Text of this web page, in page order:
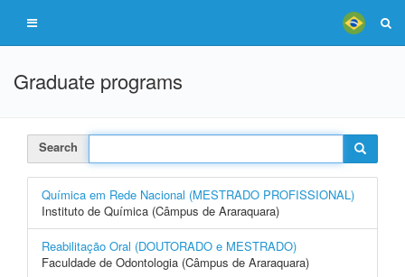
Graduate programs
Search
Química em Rede Nacional (MESTRADO PROFISSIONAL)
Instituto de Química (Câmpus de Araraquara)
Reabilitação Oral (DOUTORADO e MESTRADO)
Faculdade de Odontologia (Câmpus de Araraquara)